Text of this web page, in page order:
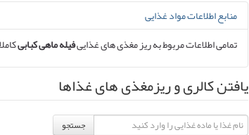
منابع اطلاعات مواد غذایی
تمامی اطلاعات مربوط به ریز مغذی های غذاییفیله ماهی کبابی
یافتن کالری و ریزمغذی های غذاها
جستجو